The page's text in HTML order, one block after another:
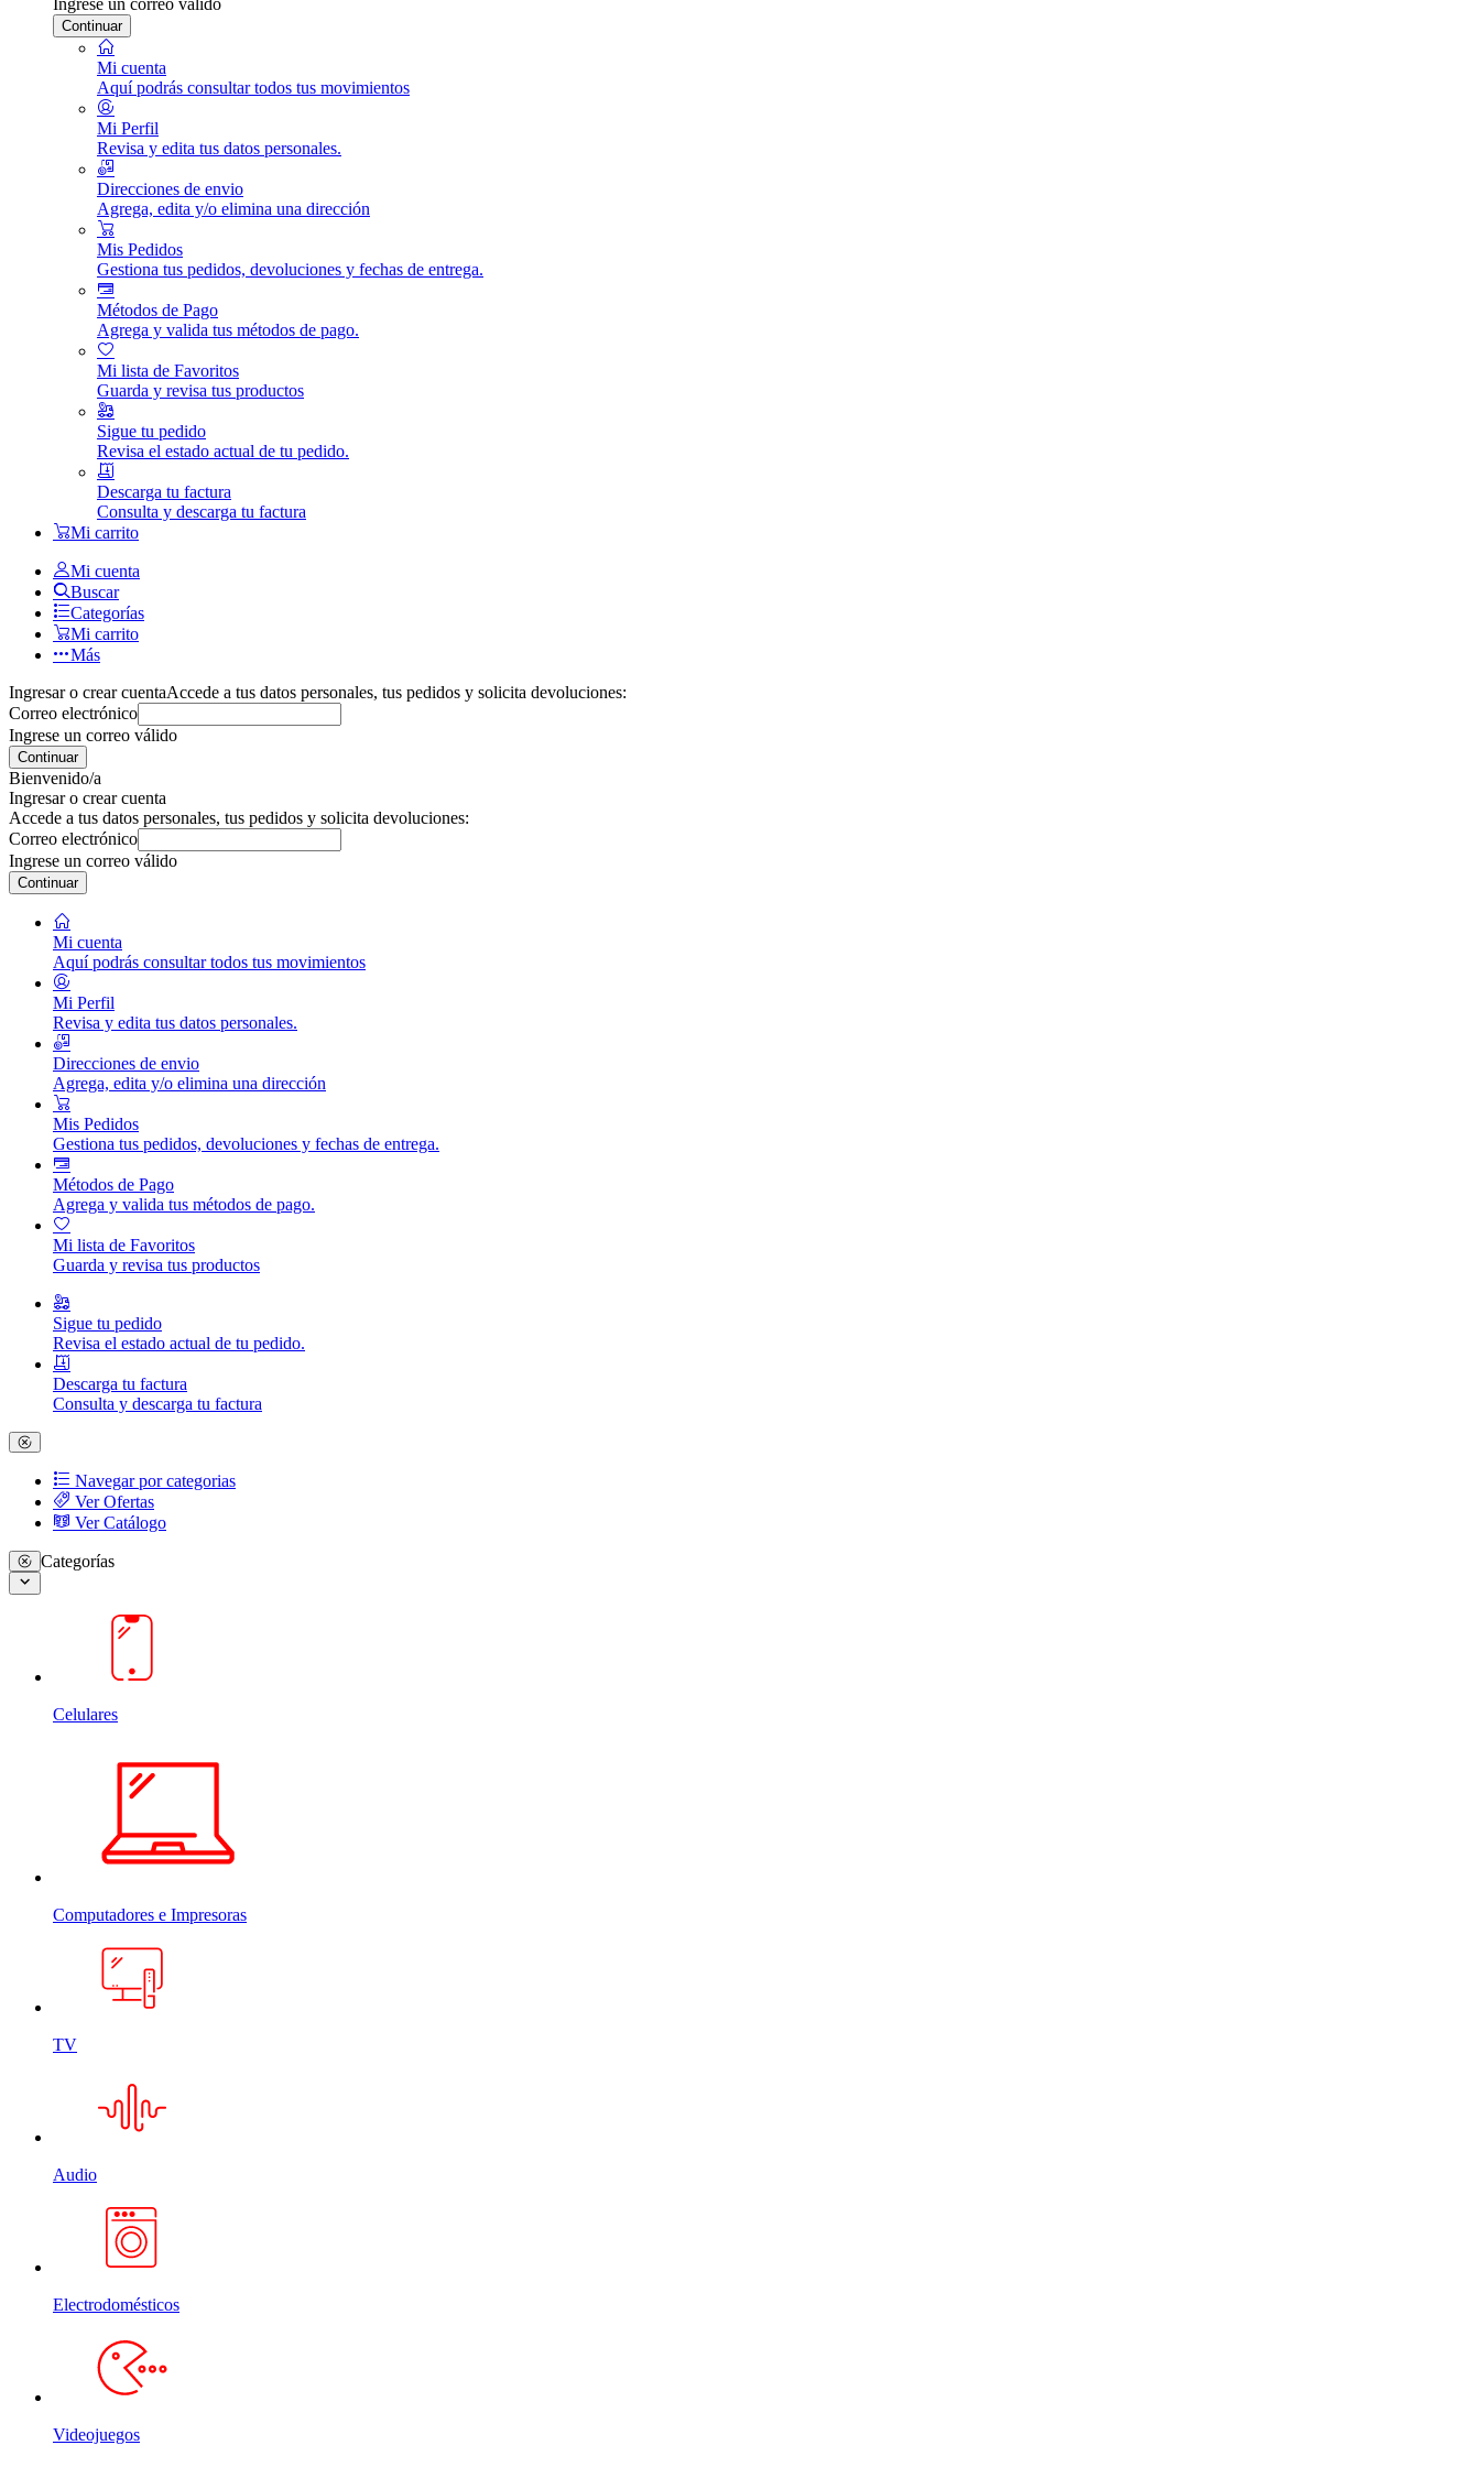
Continuar
Mi cuenta
Aquí podrás consultar todos tus movimientos
Mi Perfil
Revisa y edita tus datos personales.
Direcciones de envio
Agrega, edita y/o elimina una dirección
Mis Pedidos
Gestiona tus pedidos, devoluciones y fechas de entrega.
Métodos de Pago
Agrega y valida tus métodos de pago.
Mi lista de Favoritos
Guarda y revisa tus productos
Sigue tu pedido
Revisa el estado actual de tu pedido.
Descarga tu factura
Consulta y descarga tu factura
Mi carrito
Mi cuenta
Buscar
Categorías
Mi carrito
Más
Ingresar o crear cuentaAccede a tus datos personales, tus pedidos y solicita devoluciones:
Correo electrónico
Ingrese un correo válido
Continuar
Bienvenido/a
Ingresar o crear cuenta
Accede a tus datos personales, tus pedidos y solicita devoluciones:
Correo electrónico
Ingrese un correo válido
Continuar
Mi cuenta
Aquí podrás consultar todos tus movimientos
Mi Perfil
Revisa y edita tus datos personales.
Direcciones de envio
Agrega, edita y/o elimina una dirección
Mis Pedidos
Gestiona tus pedidos, devoluciones y fechas de entrega.
Métodos de Pago
Agrega y valida tus métodos de pago.
Mi lista de Favoritos
Guarda y revisa tus productos
Sigue tu pedido
Revisa el estado actual de tu pedido.
Descarga tu factura
Consulta y descarga tu factura
Navegar por categorias
Ver Ofertas
Ver Catálogo
Categorías
Celulares
Computadores e Impresoras
TV
Audio
Electrodomésticos
Videojuegos